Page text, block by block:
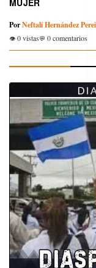
MUJER
PorNeftalí Hernández
0 vistas 0 comentarios